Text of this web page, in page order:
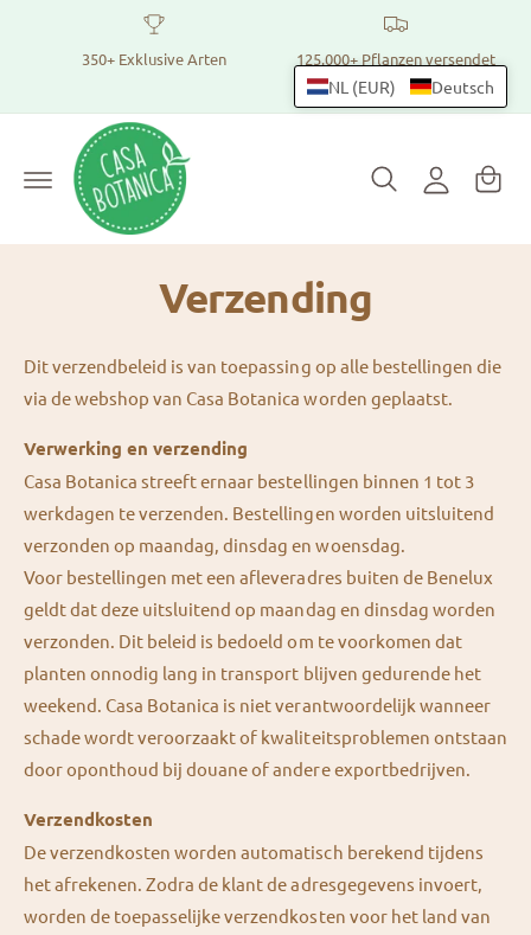
NL (EUR) Deutsch
h
350+ Exklusive Arten 125.000+ Pflanzen versendet
i
n
o
g
W
ar
n
k
Verzending
Dit verzendbeleid is van toepassing op alle bestellingen die
via de webshop van Casa Botanica worden geplaatst.
Verwerking en verzending
Casa Botanica streeft ernaar bestellingen binnen 1 tot 3
werkdagen te verzenden. Bestellingen worden uitsluitend
verzonden op maandag, dinsdag en woensdag.
Voor bestellingen met een afleveradres buiten de Benelux
geldt dat deze uitsluitend op maandag en dinsdag worden
verzonden. Dit beleid is bedoeld om te voorkomen dat
planten onnodig lang in transport blijven gedurende het
weekend. Casa Botanica is niet verantwoordelijk wanneer
schade wordt veroorzaakt of kwaliteitsproblemen ontstaan
door oponthoud bij douane of andere exportbedrijven.
Verzendkosten
De verzendkosten worden automatisch berekend tijdens
het afrekenen. Zodra de klant de adresgegevens invoert,
worden de toepasselijke verzendkosten voor het land van